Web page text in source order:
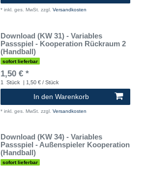
* inkl. ges. MwSt. zzgl. Versandkosten
Download (KW 31) - Variables
Passspiel - Kooperation Rückraum 2
(Handball)
sofort lieferbar
1,50 € *
1 Stück | 1,50 € / Stück
In den Warenkorb
* inkl. ges. MwSt. zzgl. Versandkosten
Download (KW 34) - Variables
Passspiel - Außenspieler Kooperation
(Handball)
sofort lieferbar